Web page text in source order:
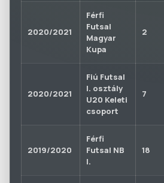
2020/2021
Férfi
Futsal
Magyar
Kupa
2
2020/2021
Fiú Futsal
I. osztály
U20 Keleti
csoport
7
2019/2020
Férfi
Futsal NB
I.
18